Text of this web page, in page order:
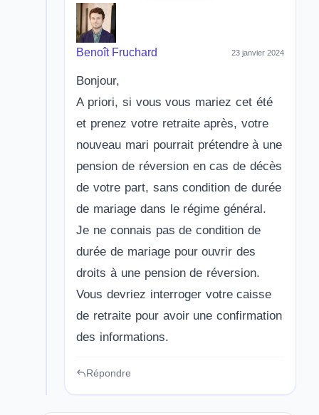
Benoît Fruchard 23 janvier 2024
Bonjour,
A priori, si vous vous mariez cet été
et prenez votre retraite après, votre
nouveau mari pourrait prétendre à une
pension de réversion en cas de décès
de votre part, sans condition de durée
de mariage dans le régime général.
Je ne connais pas de condition de
durée de mariage pour ouvrir des
droits à une pension de réversion.
Vous devriez interroger votre caisse
de retraite pour avoir une confirmation
des informations.
Répondre